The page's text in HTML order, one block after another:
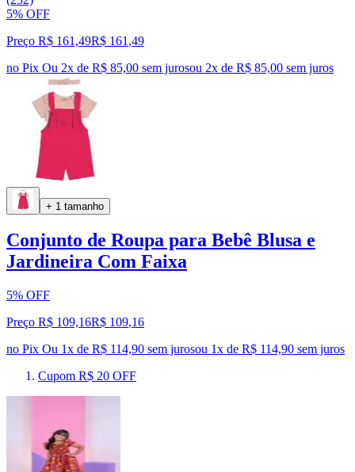
5% OFF
Preço R$ 161,49R$ 161 ,49
no Pix Ou 2x de R$ 85,00 sem jurosou 2x de R$ 85,00 sem juros
+ 1 tamanho
Conjunto de Roupa para Bebê Blusa e
Jardineira Com Faixa
5% OFF
Preço R$ 109,16R$ 109,16
no Pix Ou 1x de R$ 114,90 sem jurosou 1x de R$ 114,90 sem juros
Cupom R$ 20 OFF